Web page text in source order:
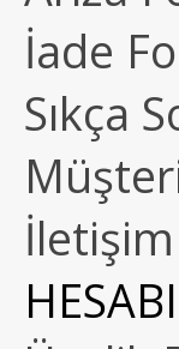
İade
Sıkça
İletişim